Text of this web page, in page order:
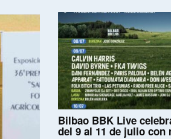
Bilbao BBK Live
del 9 al 11 de julio con